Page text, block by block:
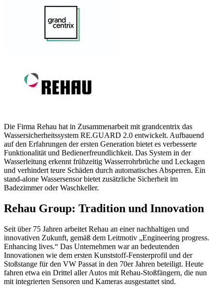
Die Firma Rehau hat in Zusammenarbeit mit grandcentrix das
Wassersicherheitssystem RE.GUARD 2.0 entwickelt. Aufbauend
auf den Erfahrungen der ersten Generation bietet es verbesserte
Funktionalität und Bedienerfreundlichkeit. Das System in der
Wasserleitung erkennt frühzeitig Wasserrohrbrüche und Leckagen
und verhindert teure Schäden durch automatisches Absperren. Ein
stand-alone Wassersensor bietet zusätzliche Sicherheit im
Badezimmer oder Waschkeller.
Rehau Group: Tradition und Innovation
Seit über 75 Jahren arbeitet Rehau an einer nachhaltigen und
innovativen Zukunft, gemäß dem Leitmotiv „Engineering progress.
Enhancing lives.“ Das Unternehmen war an bedeutenden
Innovationen wie dem ersten Kunststoff-Fensterprofil und der
Stoßstange für den VW Passat in den 70er Jahren beteiligt. Heute
fahren etwa ein Drittel aller Autos mit Rehau-Stoßfängern, die nun
mit integrierten Sensoren und Kameras ausgestattet sind.